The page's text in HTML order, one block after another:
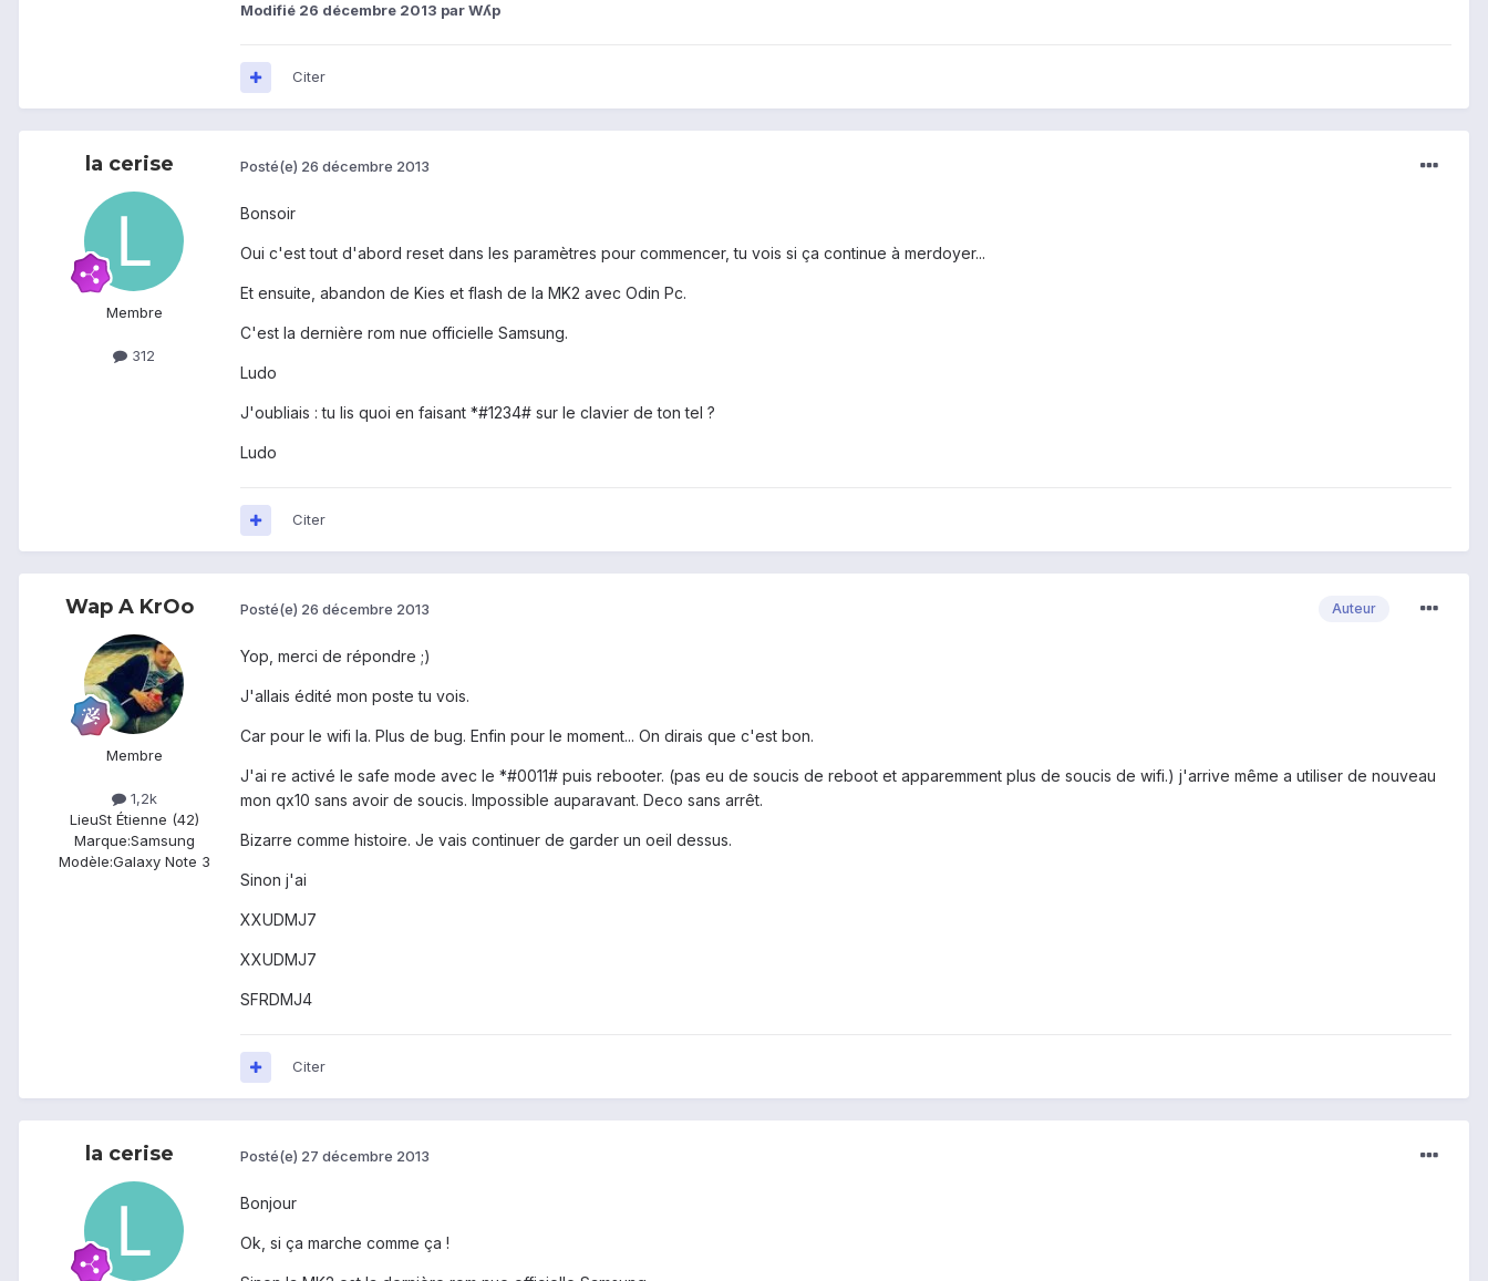
Modifié 26 décembre 2013 par Wʎp
Citer
la cerise
Membre
312
Posté(e) 26 décembre 2013
Bonsoir
Oui c'est tout d'abord reset dans les paramètres pour commencer, tu vois si ça continue à merdoyer...
Et ensuite, abandon de Kies et flash de la MK2 avec Odin Pc.
C'est la dernière rom nue officielle Samsung.
Ludo
J'oubliais : tu lis quoi en faisant *#1234# sur le clavier de ton tel ?
Ludo
Citer
Wap A KrOo
Membre
1,2k
LieuSt Étienne (42)
Marque:Samsung
Modèle:Galaxy Note 3
Auteur
Posté(e) 26 décembre 2013
Yop, merci de répondre ;)
J'allais édité mon poste tu vois.
Car pour le wifi la. Plus de bug. Enfin pour le moment... On dirais que c'est bon.
J'ai re activé le safe mode avec le *#0011# puis rebooter. (pas eu de soucis de reboot et apparemment plus de soucis de wifi.) j'arrive même a utiliser de nouveau
mon qx10 sans avoir de soucis. Impossible auparavant. Deco sans arrêt.
Bizarre comme histoire. Je vais continuer de garder un oeil dessus.
Sinon j'ai
XXUDMJ7
XXUDMJ7
SFRDMJ4
Citer
la cerise Posté(e) 27 décembre 2013
Bonjour
Ok, si ça marche comme ça !